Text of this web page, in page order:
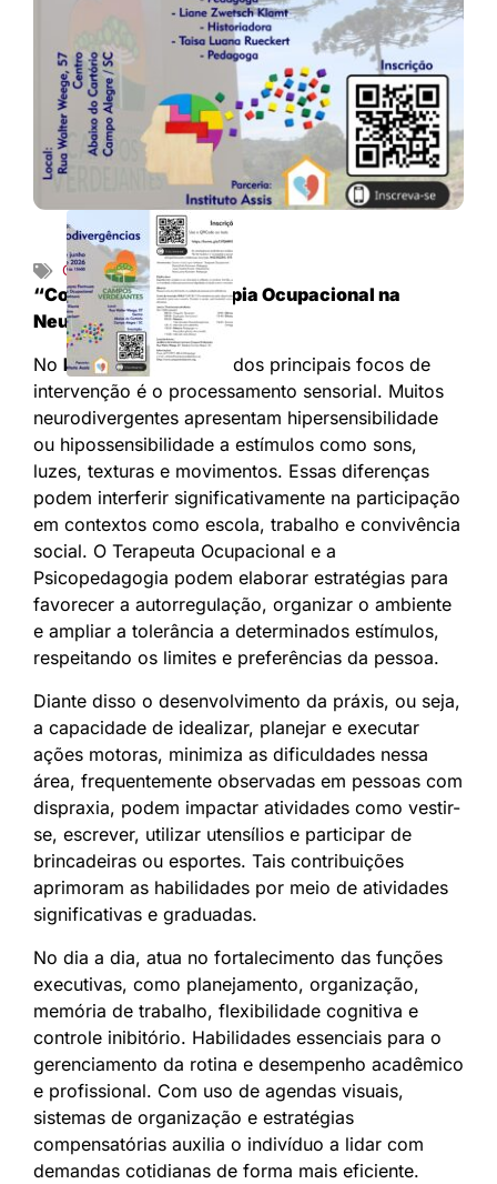
Geral 14/05/2026
“Contribuição da Terapia Ocupacional na
Neurodivergência”
No Instituto Assis, um dos principais focos de
intervenção é o processamento sensorial. Muitos
neurodivergentes apresentam hipersensibilidade
ou hipossensibilidade a estímulos como sons,
luzes, texturas e movimentos. Essas diferenças
podem interferir significativamente na participação
em contextos como escola, trabalho e convivência
social. O Terapeuta Ocupacional e a
Psicopedagogia podem elaborar estratégias para
favorecer a autorregulação, organizar o ambiente
e ampliar a tolerância a determinados estímulos,
respeitando os limites e preferências da pessoa.
Diante disso o desenvolvimento da práxis, ou seja,
a capacidade de idealizar, planejar e executar
ações motoras, minimiza as dificuldades nessa
área, frequentemente observadas em pessoas com
dispraxia, podem impactar atividades como vestir-
se, escrever, utilizar utensílios e participar de
brincadeiras ou esportes. Tais contribuições
aprimoram as habilidades por meio de atividades
significativas e graduadas.
No dia a dia, atua no fortalecimento das funções
executivas, como planejamento, organização,
memória de trabalho, flexibilidade cognitiva e
controle inibitório. Habilidades essenciais para o
gerenciamento da rotina e desempenho acadêmico
e profissional. Com uso de agendas visuais,
sistemas de organização e estratégias
compensatórias auxilia o indivíduo a lidar com
demandas cotidianas de forma mais eficiente.